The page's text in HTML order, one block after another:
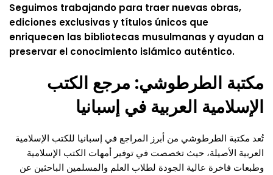
Seguimos trabajando para traer nuevas obras,
ediciones exclusivas y títulos únicos que
enriquecen las bibliotecas musulmanas y ayudan a
preservar el conocimiento islámico auténtico.
مكتبة الطرطوشي: مرجع الكتب
الإسلامية العربية في إسبانيا
تُعد مكتبة الطرطوشي من أبرز المراجع في إسبانيا للكتب الإسلامية
العربية الأصيلة، حيث تخصصت في توفير أمهات الكتب الإسلامية
وطبعات فاخرة عالية الجودة لطلاب العلم والمسلمين الباحثين عن